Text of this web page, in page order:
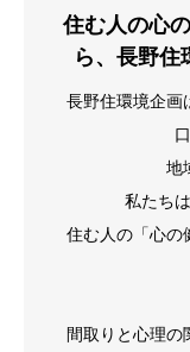
住む人の心
ら、長野住
長野住環境企画
地
私たち
住む人の「心の
間取りと心理の